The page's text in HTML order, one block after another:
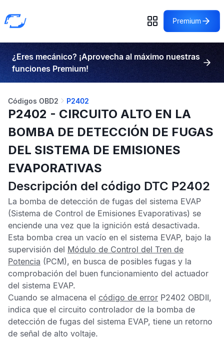
Premium
¿Eres mecánico? ¡Aprovecha al máximo nuestras
funciones Premium!
Códigos OBD2 P2402
P2402 - CIRCUITO ALTO EN LA
BOMBA DE DETECCIÓN DE FUGAS
DEL SISTEMA DE EMISIONES
EVAPORATIVAS
Descripción del código DTC P2402
La bomba de detección de fugas del sistema EVAP
(Sistema de Control de Emisiones Evaporativas) se
enciende una vez que la ignición está desactivada.
Esta bomba crea un vacío en el sistema EVAP, bajo la
supervisión del Módulo de Control del Tren de
Potencia (PCM), en busca de posibles fugas y la
comprobación del buen funcionamiento del actuador
del sistema EVAP.
Cuando se almacena el código de error P2402 OBDII,
indica que el circuito controlador de la bomba de
detección de fugas del sistema EVAP, tiene un retorno
de señal de alto voltaje.